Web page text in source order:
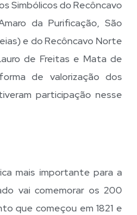
Simbólicos do Recôncavo
da Purificação, São
e do Recôncavo Norte
de Freitas e Mata de
de valorização dos
participação nesse
mais importante para a
vai comemorar os 200
que começou em 1821 e